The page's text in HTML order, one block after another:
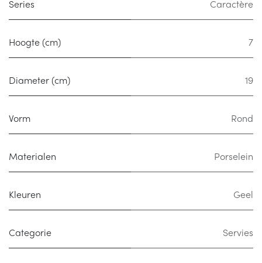
Series Caractère
Hoogte (cm) 7
Diameter (cm) 19
Vorm Rond
Materialen Porselein
Kleuren Geel
Categorie Servies